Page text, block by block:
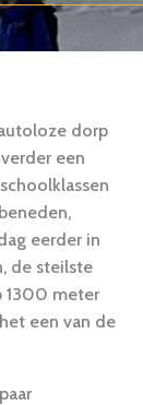
dorp
een
eerder in
de steilste
1300 meter
een van de